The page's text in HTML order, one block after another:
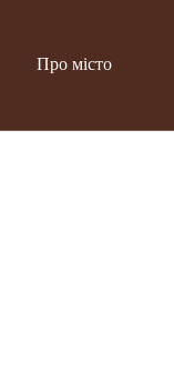
Про місто